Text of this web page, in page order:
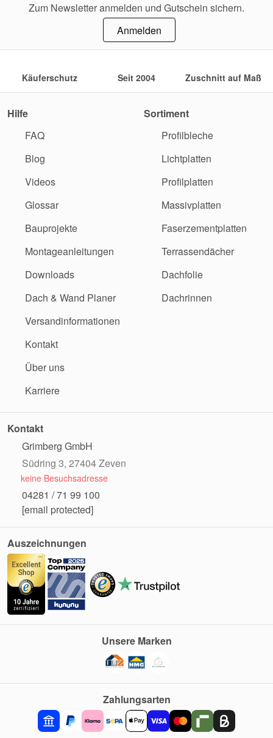
Zum Newsletter anmelden und Gutschein sichern.
Anmelden
Käuferschutz Seit 2004 Zuschnitt auf Maß
Hilfe
FAQ
Blog
Videos
Glossar
Bauprojekte
Montageanleitungen
Downloads
Dach & Wand Planer
Versandinformationen
Kontakt
Über uns
Karriere
Sortiment
Profilbleche
Lichtplatten
Profilplatten
Massivplatten
Faserzementplatten
Terrassendächer
Dachfolie
Dachrinnen
Kontakt
Grimberg GmbH
Südring 3, 27404 Zeven
keine Besuchsadresse
04281 / 71 99 100
[email protected]
Auszeichnungen
Zahlungsarten
Unsere Marken